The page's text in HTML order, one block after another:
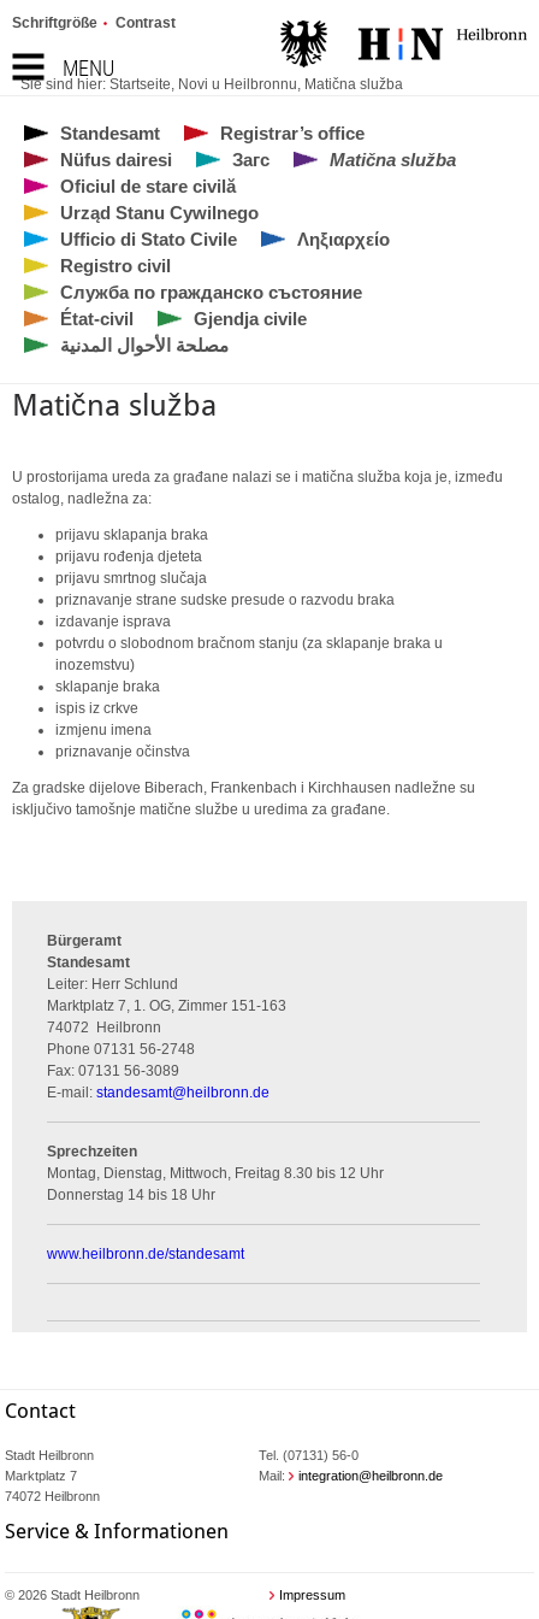
MENU
Schriftgröße Contrast
Sie sind hier: Startseite, Novi u Heilbronnu, Matična služba
Standesamt
Registrar’s office
Nüfus dairesi
Загс
Matična služba
Oficiul de stare civilă
Urząd Stanu Cywilnego
Ufficio di Stato Civile
Ληξιαρχείο
Registro civil
Служба по гражданско състояние
État-civil
Gjendja civile
مصلحة الأحوال المدنية
Matična služba
U prostorijama ureda za građane nalazi se i matična služba koja je, između
ostalog, nadležna za:
prijavu sklapanja braka
prijavu rođenja djeteta
prijavu smrtnog slučaja
priznavanje strane sudske presude o razvodu braka
izdavanje isprava
potvrdu o slobodnom bračnom stanju (za sklapanje braka u
inozemstvu)
sklapanje braka
ispis iz crkve
izmjenu imena
priznavanje očinstva
Za gradske dijelove Biberach, Frankenbach i Kirchhausen nadležne su
isključivo tamošnje matične službe u uredima za građane.
Bürgeramt
Standesamt
Leiter: Herr Schlund
Marktplatz 7, 1. OG, Zimmer 151-163
74072
Heilbronn
Phone 07131 56-2748
Fax: 07131 56-3089
E-mail: standesamt@heilbronn.de
Sprechzeiten
Montag, Dienstag, Mittwoch, Freitag 8.30 bis 12 Uhr
Donnerstag 14 bis 18 Uhr
www.heilbronn.de/standesamt
Contact
Stadt Heilbronn
Marktplatz 7
74072 Heilbronn
Tel. (07131) 56-0
Mail:
integration@heilbronn.de
Service & Informationen
© 2026 Stadt Heilbronn Impressum